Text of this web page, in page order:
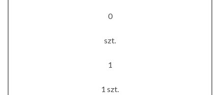
0
szt.
1
1 szt.